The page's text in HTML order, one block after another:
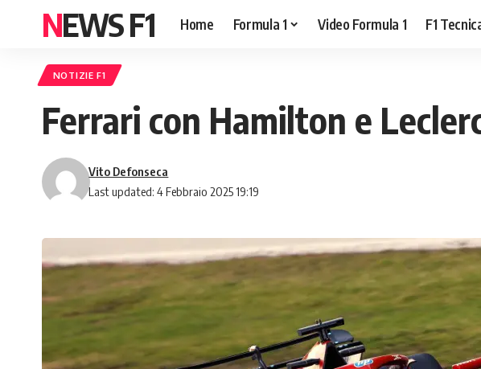
NEWS F1 Home Formula 1 Video Formula 1 F1
NOTIZIE F1
Ferrari con Hamilton e
Last updated: 4 Febbraio 2025 19:19
Vito Defonseca